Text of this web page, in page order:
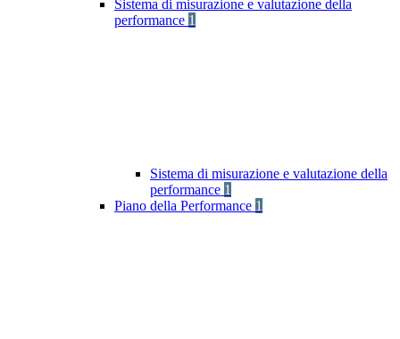
Sistema di misurazione e valutazione della
performance 1
Sistema di misurazione e valutazione della
performance 1
Piano della Performance 1